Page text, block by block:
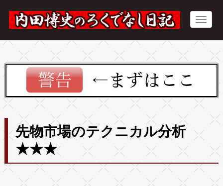
先物市場のテクニカル分析
★★★